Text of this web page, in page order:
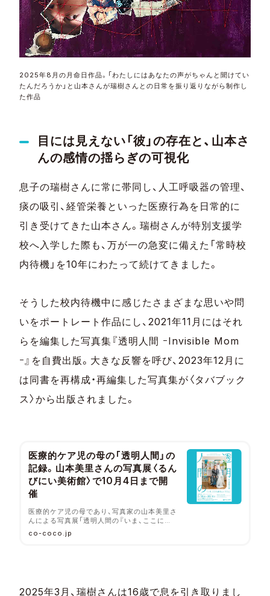
2025年8月の月命日作品。「わたしにはあなたの声がちゃんと聞けてい
たんだろうか」と山本さんが瑞樹さんとの日常を振り返りながら制作し
た作品
目には見えない「彼」の存在と、山本さ
んの感情の揺らぎの可視化
息子の瑞樹さんに常に帯同し、人工呼吸器の管理、
痰の吸引、経管栄養といった医療行為を日常的に
引き受けてきた山本さん。瑞樹さんが特別支援学
校へ入学した際も、万が一の急変に備えた「常時校
内待機」を10年にわたって続けてきました。
そうした校内待機中に感じたさまざまな思いや問
いをポートレート作品にし、2021年11月にはそれ
らを編集した写真集『透明人間 ｰInvisible Mom
ｰ』を自費出版。大きな反響を呼び、2023年12月に
は同書を再構成・再編集した写真集が〈タバブック
ス〉から出版されました。
医療的ケア児の母の「透明人間」の
記録。山本美里さんの写真展〈るん
びにい美術館〉で10月4日まで開
催
医療的ケア児の母であり、写真家の山本美里さ
んによる写真展「透明人間の『いま、ここに在
るということ』」が岩手県花巻市〈るんびにい
美術館〉にて2025年5月16日（金）～10月4日
co-coco.jp
2025年3月、瑞樹さんは16歳で息を引き取りまし